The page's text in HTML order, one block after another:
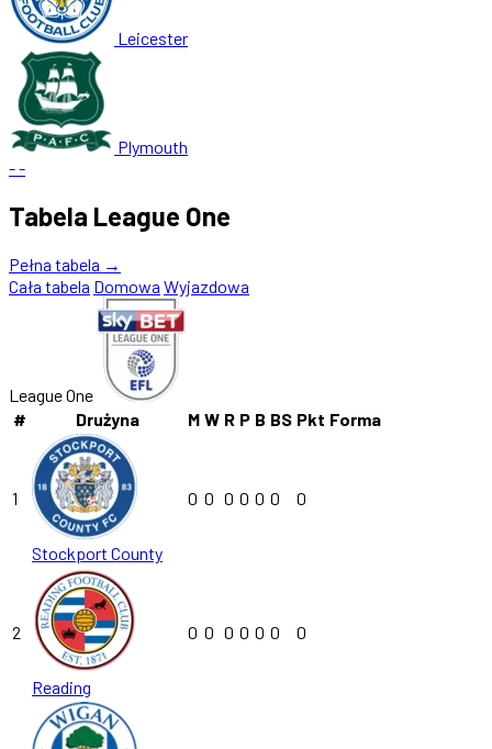
Leicester
Plymouth
--
Tabela League One
Pełna tabela →
Cała tabela Domowa Wyjazdowa
League One
#
Drużyna M W R P B BS Pkt Forma
1
Stockport County
0 0 0 0 0 0 0
2
Reading
0 0 0 0 0 0 0